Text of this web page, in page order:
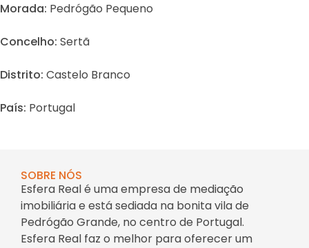
Morada: Pedrógão Pequeno
Concelho: Sertã
Distrito: Castelo Branco
País: Portugal
SOBRE NÓS
Esfera Real é uma empresa de mediação
imobiliária e está sediada na bonita vila de
Pedrógão Grande, no centro de Portugal.
Esfera Real faz o melhor para oferecer um